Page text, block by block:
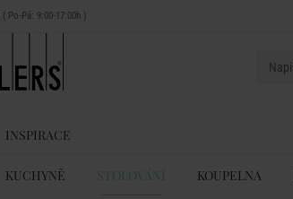
( Po-Pá: 9:00-17:00h )
INSPIRACE
KUCHYNĚ STOLOVÁNÍ KOUPELNA